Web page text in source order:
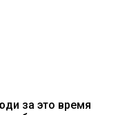
за это время